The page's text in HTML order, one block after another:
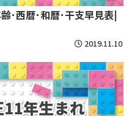
･西暦･和暦･干支早見表|
2019.11.10